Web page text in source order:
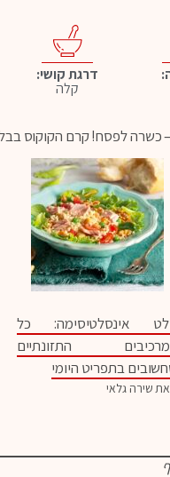
דרגת קושי:
קלה
– כשרה לפסח! קרם הקוקוס
אינסלטיסימה: כל
התזונתיים
בתפריט היומי
שירה גלאי